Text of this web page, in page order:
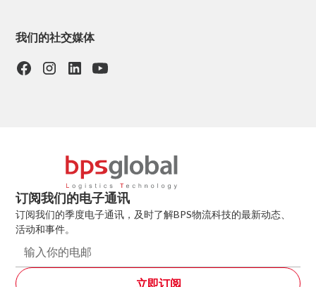
我们的社交媒体
订阅我们的电子通讯
订阅我们的季度电子通讯，及时了解BPS物流科技的最新动态、
活动和事件。